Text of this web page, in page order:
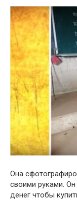
Она
своими руками.
денег чтобы